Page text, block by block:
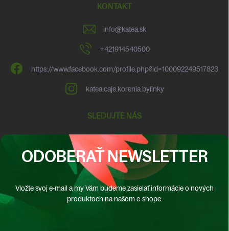
KONTAKT
info@katea.sk
+421914540500
https://www.facebook.com/profile.php?id=100092249517823
katea.caje.korenia.bylinky
SLEDUJTE NÁS
ODOBERAŤ NEWSLETTER
Vložte svoj e-mail a my Vám budeme zasielať informácie o nových
produktoch na našom e-shope.